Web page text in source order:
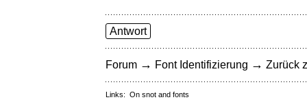
Antwort
Forum → Font Identifizierung → Zurück
Links: On snot and fonts